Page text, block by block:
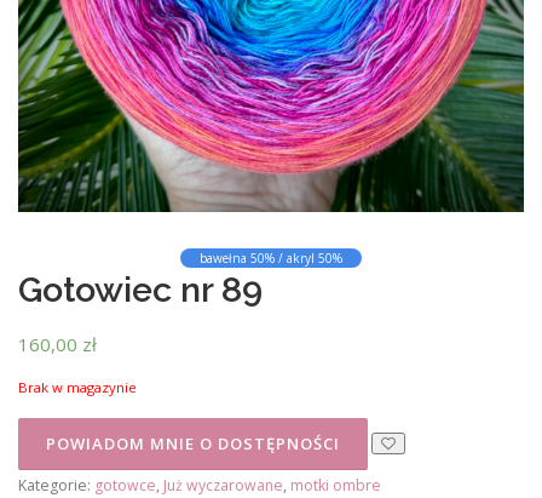
bawełna 50% / akryl 50%
Gotowiec nr 89
160,00 zł
Brak w magazynie
Kategorie: gotowce, Już wyczarowane, motki ombre